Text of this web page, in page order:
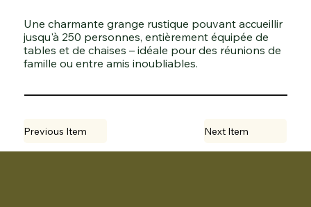
Une charmante grange rustique pouvant accueillir
jusqu'à 250 personnes, entièrement équipée de
tables et de chaises – idéale pour des réunions de
famille ou entre amis inoubliables.
Previous Item Next Item